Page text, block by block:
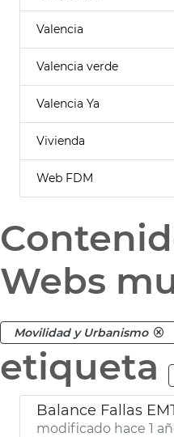
Valencia
Valencia verde
Valencia Ya
Vivienda
Web FDM
Webs
Movilidad y Urbanismo
etiqueta
Balance Fallas
modificado hace 1